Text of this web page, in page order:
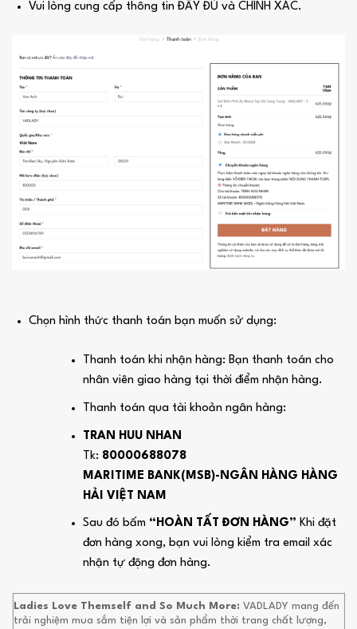
Vui lòng cung cấp thông tin ĐẦY ĐỦ và CHÍNH XÁC.
Chọn hình thức thanh toán bạn muốn sử dụng:
Thanh toán khi nhận hàng: Bạn thanh toán cho
nhân viên giao hàng tại thời điểm nhận hàng.
Thanh toán qua tài khoản ngân hàng:
TRAN HUU NHAN
Tk: 80000688078
MARITIME BANK(MSB)-NGÂN HÀNG HÀNG
HẢI VIỆT NAM
Sau đó bấm “HOÀN TẤT ĐƠN HÀNG”Khi đặt
đơn hàng xong, bạn vui lòng kiểm tra email xác
nhận tự động đơn hàng.
Ladies Love Themself and So Much More: VADLADY mang đến
trải nghiệm mua sắm tiện lợi và sản phẩm thời trang chất lượng,